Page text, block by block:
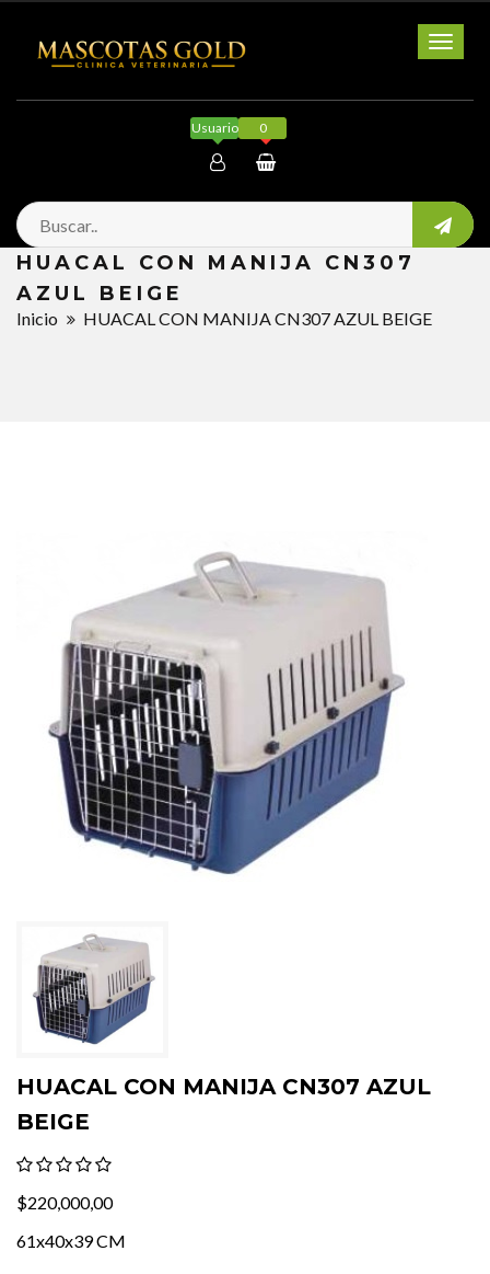
Usuario
Salir
0
HUACAL CON MANIJA CN307
AZUL BEIGE
Inicio HUACAL CON MANIJA CN307 AZUL BEIGE
HUACAL CON MANIJA CN307 AZUL
BEIGE
$220,000,00
61x40x39 CM